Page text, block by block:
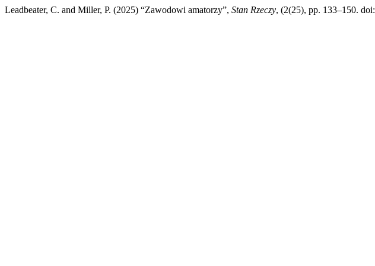
Leadbeater, C. and Miller, P. (2025) “Zawodowi amatorzy”, Stan Rzeczy, (2(25), pp. 133–150. doi: